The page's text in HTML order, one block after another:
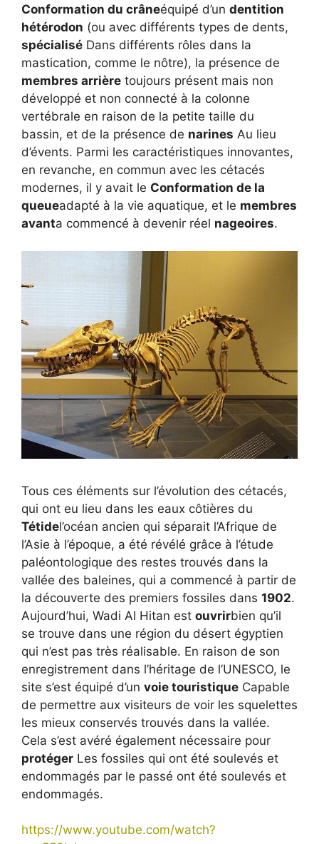
Conformation du crâneéquipé d’un dentition
hétérodon (ou avec différents types de dents,
spécialisé Dans différents rôles dans la
mastication, comme le nôtre), la présence de
membres arrière toujours présent mais non
développé et non connecté à la colonne
vertébrale en raison de la petite taille du
bassin, et de la présence de narines Au lieu
d’évents. Parmi les caractéristiques innovantes,
en revanche, en commun avec les cétacés
modernes, il y avait le Conformation de la
queueadapté à la vie aquatique, et le membres
avanta commencé à devenir réel nageoires.
Tous ces éléments sur l’évolution des cétacés,
qui ont eu lieu dans les eaux côtières du
Tétidel’océan ancien qui séparait l’Afrique de
l’Asie à l’époque, a été révélé grâce à l’étude
paléontologique des restes trouvés dans la
vallée des baleines, qui a commencé à partir de
la découverte des premiers fossiles dans 1902.
Aujourd’hui, Wadi Al Hitan est ouvrirbien qu’il
se trouve dans une région du désert égyptien
qui n’est pas très réalisable. En raison de son
enregistrement dans l’héritage de l’UNESCO, le
site s’est équipé d’un voie touristique Capable
de permettre aux visiteurs de voir les squelettes
les mieux conservés trouvés dans la vallée.
Cela s’est avéré également nécessaire pour
protéger Les fossiles qui ont été soulevés et
endommagés par le passé ont été soulevés et
endommagés.
https://www.youtube.com/watch?